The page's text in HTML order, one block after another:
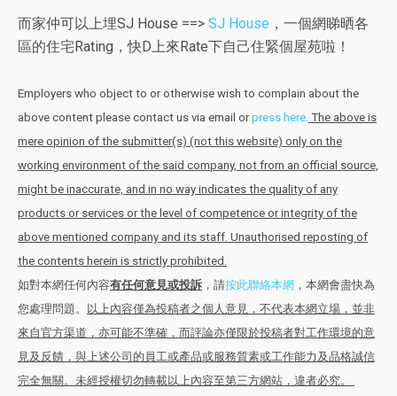
而家仲可以上埋SJ House ==> SJ House ，一個網睇晒各
區的住宅Rating，快D上來Rate下自己住緊個屋苑啦！
Employers who object to or otherwise wish to complain about the
above content please contact us via email orpress here. The above is
mere opinion of the submitter(s) (not this website) only on the
working environment of the said company, not from an official source,
might be inaccurate, and in no way indicates the quality of any
products or services or the level of competence or integrity of the
above mentioned company and its staff. Unauthorised reposting of
the contents herein is strictly prohibited.
如對本網任何內容有任何意見或投訴 ，請按此聯絡本網 ，本網會盡快為
您處理問題。
以上內容僅為投稿者之個人意見，不代表本網立場，並非
來自官方渠道，亦可能不準確，而評論亦僅限於投稿者對工作環境的意
見及反饋，與上述公司的員工或產品或服務質素或工作能力及品格誠信
完全無關。未經授權切勿轉載以上內容至第三方網站，違者必究。